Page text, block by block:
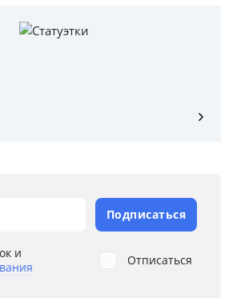
Подписаться
и
Отписаться